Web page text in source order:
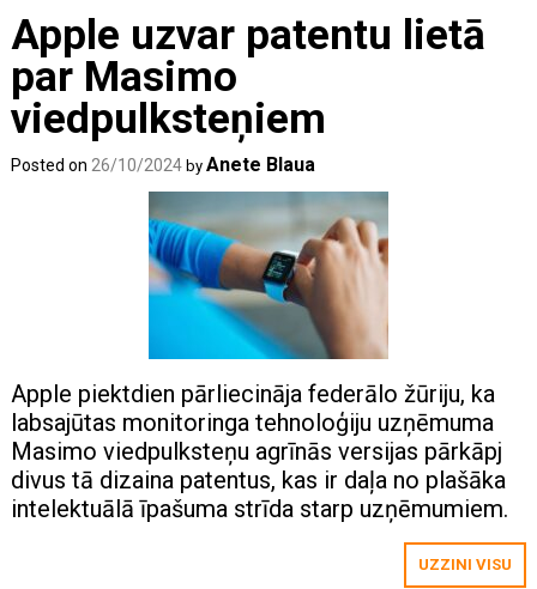
Apple uzvar patentu lietā
par Masimo
viedpulksteņiem
Posted on 26/10/2024 byAnete Blaua
Apple piektdien pārliecināja federālo žūriju, ka
labsajūtas monitoringa tehnoloģiju uzņēmuma
Masimo viedpulksteņu agrīnās versijas pārkāpj
divus tā dizaina patentus, kas ir daļa no plašāka
intelektuālā īpašuma strīda starp uzņēmumiem.
UZZINI VISU